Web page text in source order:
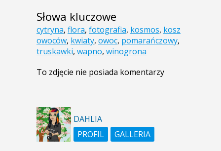
Słowa kluczowe
cytryna, flora, fotografia, kosmos, kosz
owoców, kwiaty, owoc, pomarańczowy,
truskawki, wapno, winogrona
To zdjęcie nie posiada komentarzy
DAHLIA
PROFIL
GALLERIA